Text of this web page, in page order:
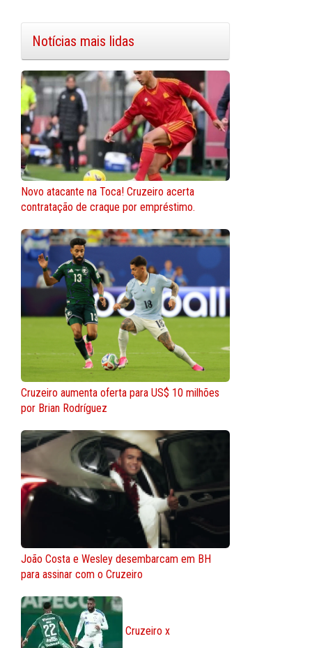
Notícias mais lidas
Novo atacante na Toca! Cruzeiro acerta
contratação de craque por empréstimo.
Cruzeiro aumenta oferta para US$ 10 milhões
por Brian Rodríguez
João Costa e Wesley desembarcam em BH
para assinar com o Cruzeiro
Cruzeiro x